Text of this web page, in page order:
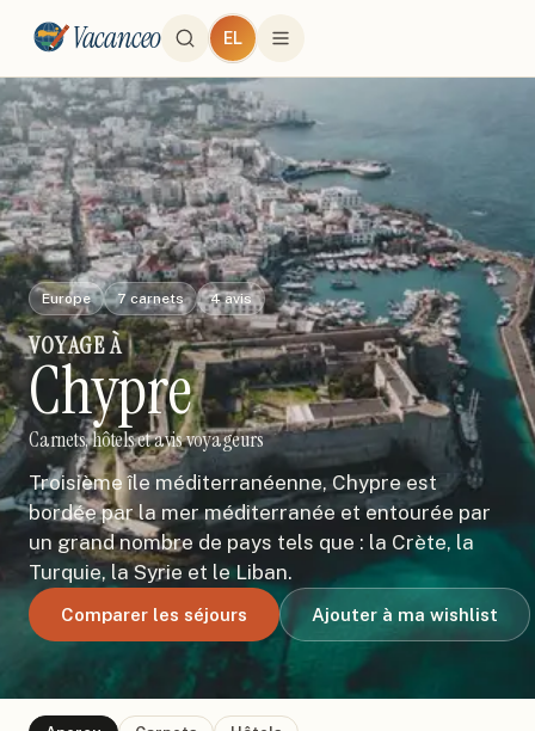
Vacanceo EL
Europe 7 carnets 4avis
VOYAGEÀ
Chypre
Carnets, hôtels et avis voyageurs
Troisième île méditerranéenne, Chypre est
bordée par la mer méditerranée et entourée par
un grand nombre de pays tels que : la Crète, la
Turquie, la Syrie et le Liban.
Comparer les séjours Ajouter à ma wishlist